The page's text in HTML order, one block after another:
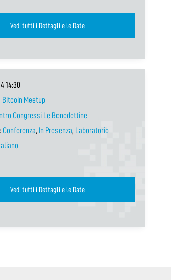
Vedi tutti i Dettagli e le Date
14:30
Bitcoin Meetup
Congressi Le Benedettine
Conferenza, In Presenza, Laboratorio
Vedi tutti i Dettagli e le Date